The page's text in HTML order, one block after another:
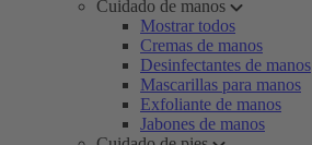
Cuidado de manos
Mostrar todos
Cremas de manos
Desinfectantes de manos
Mascarillas para manos
Exfoliante de manos
Jabones de manos